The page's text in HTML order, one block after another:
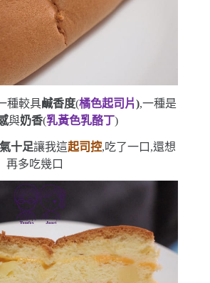
種較具鹹香度(橘色起司片),一種是
與奶香(乳黃色乳酪丁)
十足讓我這起司控,吃了一口,還想
再多吃幾口